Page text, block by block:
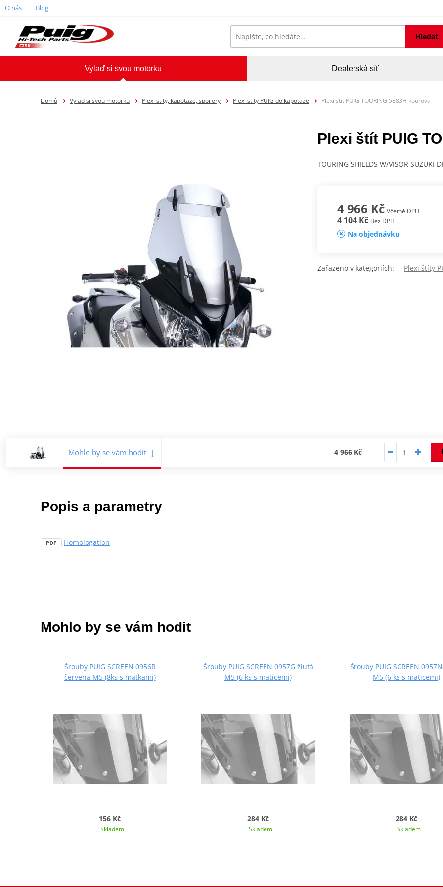
O nás Blog
Hledat
Vylaď si svou motorku Dealerská síť
Domů Vylaď si svou motorku Plexi štíty, kapotáže, spoilery Plexi štíty PUIG do kapotáže Plexi štít PUIG TOURING 5883H kouřová
Plexi štít PUIG
TOURING SHIELDS W/VISOR SUZUKI
4 966 Kč Včetně DPH
4 104 Kč Bez DPH
Na objednávku
Zařazeno v kategoriích: Plexi štíty
Mohlo by se vám hodit 4 966 Kč
Popis a parametry
PDF Homologation
Mohlo by se vám hodit
Šrouby PUIG SCREEN 0956R
červená M5 (8ks s matkami)
156 Kč
Skladem
Šrouby PUIG SCREEN 0957G žlutá
M5 (6 ks s maticemi)
284 Kč
Skladem
Šrouby PUIG SCREEN
M5 (6 ks s maticemi)
284 Kč
Skladem